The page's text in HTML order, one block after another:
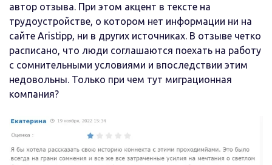
автор отзыва. При этом акцент в тексте на
трудоустройстве, о котором нет информации ни на
сайте Aristipp, ни в других источниках. В отзыве четко
расписано, что люди соглашаются поехать на работу
с сомнительными условиями и впоследствии этим
недовольны. Только при чем тут миграционная
компания?